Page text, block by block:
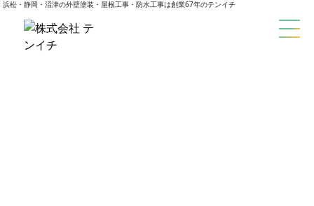
浜松・静岡・沼津の外壁塗装・屋根工事・防水工事は創業67年のテンイチ